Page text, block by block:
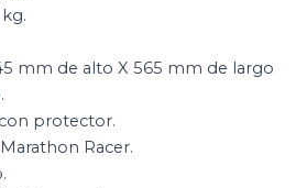
mm de alto X 565 mm de largo
protector.
Racer.